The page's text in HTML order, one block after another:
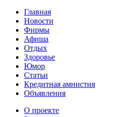
Главная
Новости
Фирмы
Афиша
Отдых
Здоровье
Юмор
Статьи
Кредитная амнистия
Объявления
О проекте